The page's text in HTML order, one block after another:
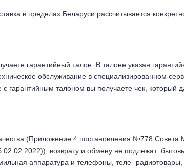
в пределах Беларуси рассчитывается
гарантийный талон. В талоне указан
обслуживание в специализированном
гарантийным талоном вы получаете чек, который
(Приложение 4 постановления №778 Совета
возврату и обмену не подлежат:
аппаратура и телефоны, теле- радиотовары,